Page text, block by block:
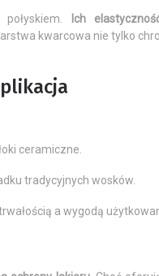
Ich
kwarcowa nie tylko
ceramiczne.
tradycyjnych wosków.
a wygodą